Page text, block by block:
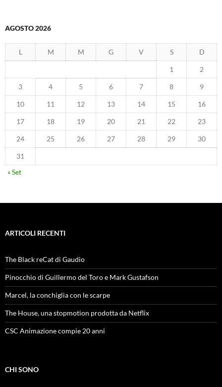
AGOSTO 2026
L M M G V S D
1 2
3 4 5 6 7 8 9
10 11 12 13 14 15 16
17 18 19 20 21 22 23
24 25 26 27 28 29 30
31
« Set
ARTICOLI RECENTI
The Black reCat di Gaudio
Pinocchio di Guillermo del Toro e Mark Gustafson
Marcel, la conchiglia con le scarpe
The House, una stopmotion prodotta da Netflix
CSC Animazione compie 20 anni
CHI SONO